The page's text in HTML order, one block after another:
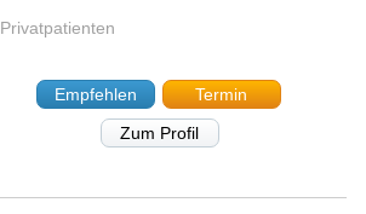
Privatpatienten
Empfehlen
Termin
Zum Profil